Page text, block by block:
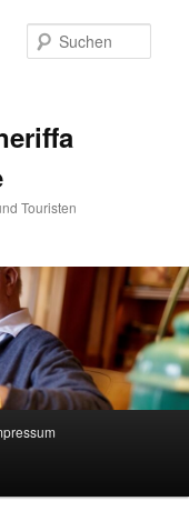
Touristen